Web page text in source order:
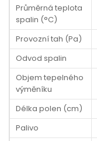
Průměrná teplota
spalin (°C)
Provozní tah (Pa)
Odvod spalin
Objem tepelného
výměníku
Délka polen (cm)
Palivo